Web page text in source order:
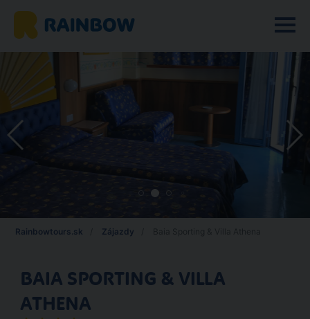
Rainbowtours.sk Zájazdy
BAIA SPORTING & VILLA
ATHENA